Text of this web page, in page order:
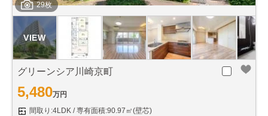
29枚
グリーンシア川崎京町
5,480万円
間取り:4LDK
専有面積:90.97㎡(壁芯)